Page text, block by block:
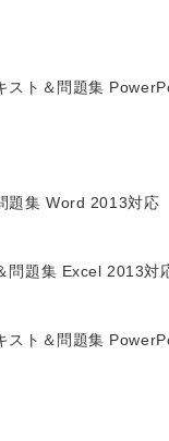
スト＆問題集
題集 Word 2013対応
問題集 Excel 2013対
スト＆問題集